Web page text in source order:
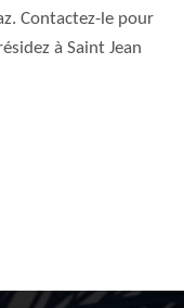
Contactez-le pour
à Saint Jean